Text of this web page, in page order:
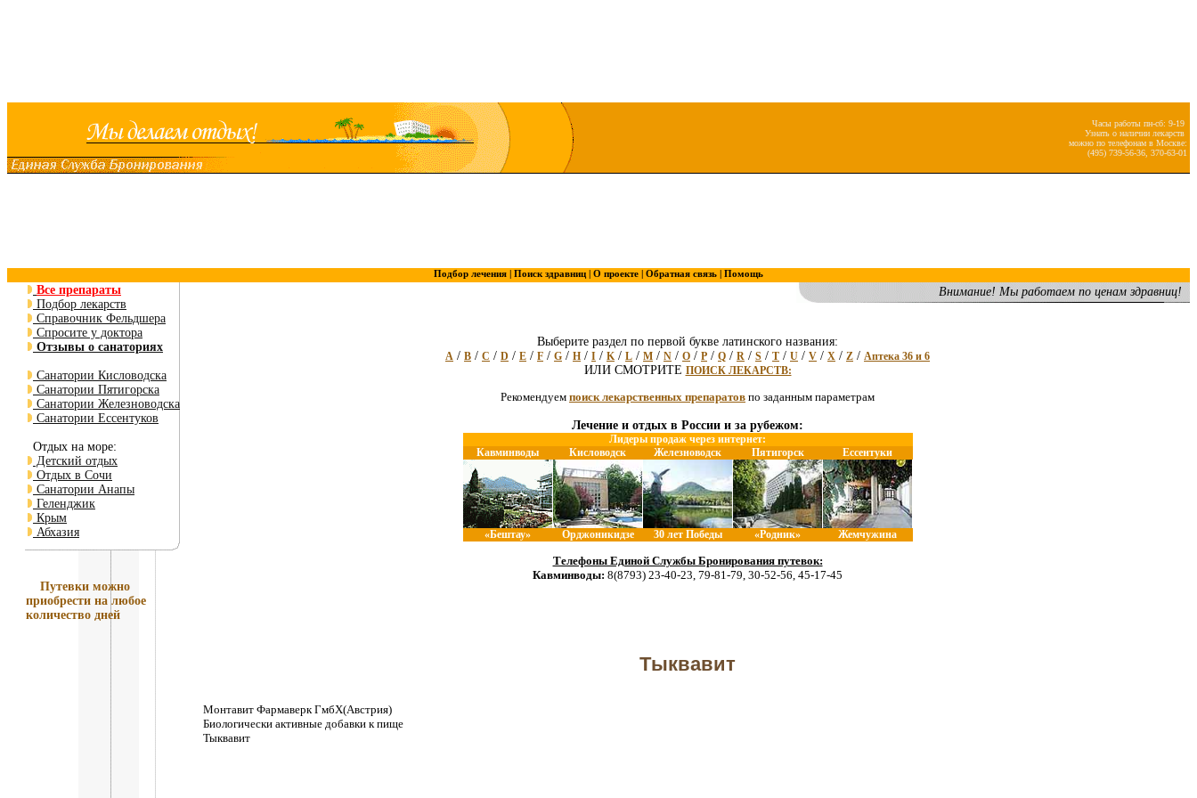
Часы работы пн-сб: 9-19
Узнать о наличии лекарств
можно по телефонам в Москве:
(495) 739-56-36, 370-63-01
Подбор лечения | Поиск здравниц | О проекте | Обратная связь | Помощь
Все препараты
Подбор лекарств
Справочник Фельдшера
Спросите у доктора
Отзывы о санаториях
Санатории Кисловодска
Санатории Пятигорска
Санатории Железноводска
Санатории Ессентуков
Отдых на море:
Детский отдых
Отдых в Сочи
Санатории Анапы
Геленджик
Крым
Абхазия
Путевки можно
приобрести на любое
количество дней
Внимание! Мы работаем по ценам здравниц!
Выберите раздел по первой букве латинского названия:
A / B / C / D / E / F / G / H / I / K/ L / M / N / O / P / Q / R / S / T / U / V / X / Z / Аптека 36 и 6
ИЛИ СМОТРИТЕ ПОИСК ЛЕКАРСТВ:
Рекомендуем поиск лекарственных препаратов по заданным параметрам
Лечение и отдых в России и за рубежом:
Лидеры продаж через интернет:
Кавминводы
Кисловодск Железноводск Пятигорск Ессентуки
«Бештау» Орджоникидзе 30 лет Победы «Родник» Жемчужина
Телефоны Единой Службы Бронирования путевок:
Кавминводы: 8(8793) 23-40-23, 79-81-79, 30-52-56, 45-17-45
Тыквавит
Монтавит Фармаверк ГмбХ(Австрия)
Биологически активные добавки к пище
Тыквавит